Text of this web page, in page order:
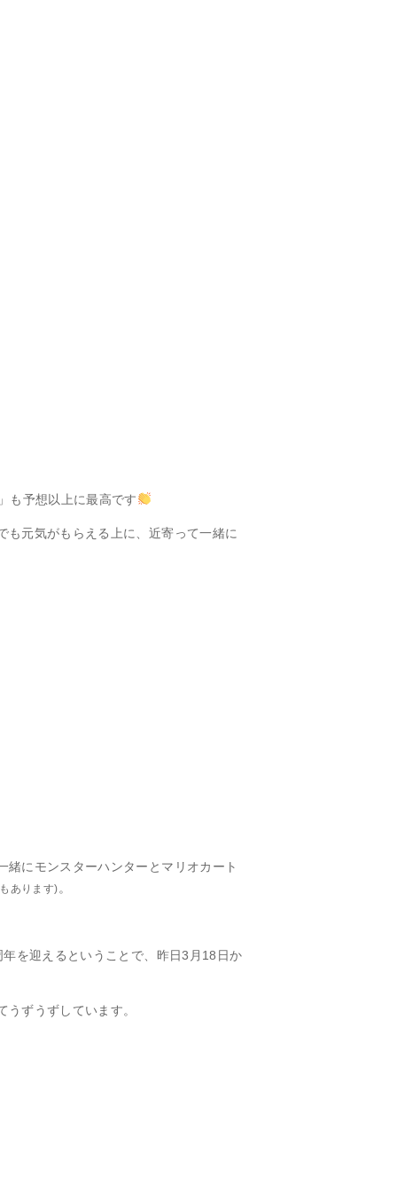
も予想以上に最高です
元気がもらえる上に、近寄って一緒に
にモンスターハンターとマリオカート
あります) 。
を迎えるということで、昨日3月18日か
ずうずしています。